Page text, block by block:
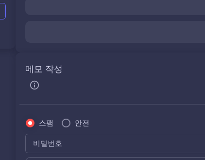
메모 작성
스팸 안전
비밀번호